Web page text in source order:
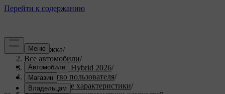
Поддержка/
Все автомобили/
XC90 Plug-in Hybrid 2026/
Руководство пользователя/
Технические характеристики/